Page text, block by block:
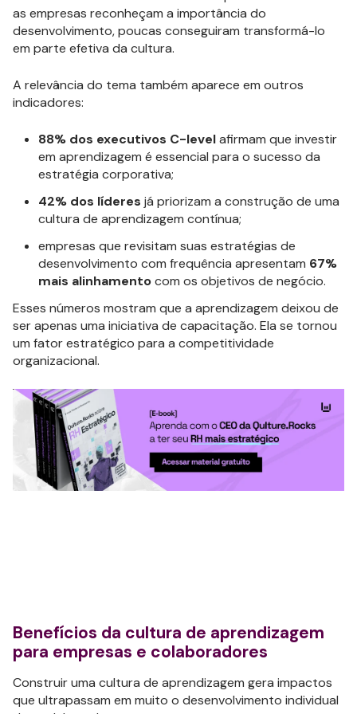
as empresas reconheçam a importância do
desenvolvimento, poucas conseguiram transformá-lo
em parte efetiva da cultura.
A relevância do tema também aparece em outros
indicadores:
88% dos executivos C-levelafirmam que investir
em aprendizagem é essencial para o sucesso da
estratégia corporativa;
42% dos líderes já priorizam a construção de uma
cultura de aprendizagem contínua;
empresas que revisitam suas estratégias de
desenvolvimento com frequência apresentam 67%
mais alinhamentocom os objetivos de negócio.
Esses números mostram que a aprendizagem deixou de
ser apenas uma iniciativa de capacitação. Ela se tornou
um fator estratégico para a competitividade
organizacional.
Benefícios da cultura de aprendizagem
para empresas e colaboradores
Construir uma cultura de aprendizagem gera impactos
que ultrapassam em muito o desenvolvimento individual